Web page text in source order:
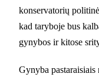
konservatorių
kad taryboje bus
gynybos ir kitose
Gynyba pastaraisiais